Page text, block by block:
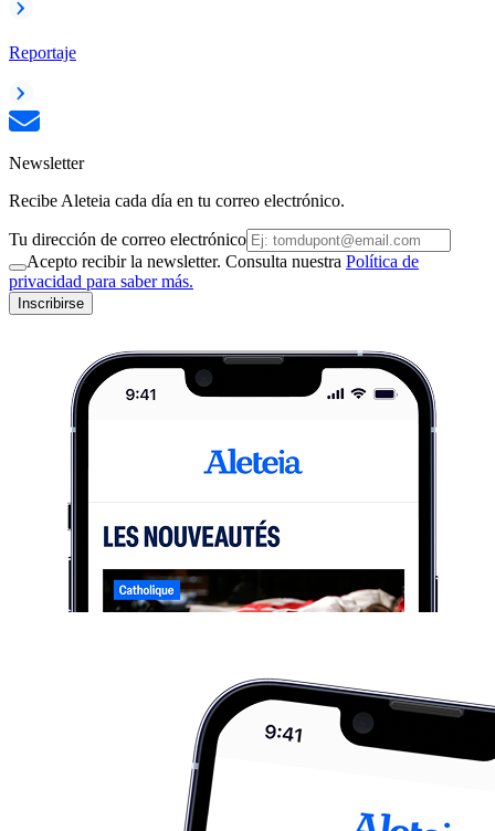
Reportaje
Newsletter
Recibe Aleteia cada día en tu correo electrónico.
Tu dirección de correo electrónico
Acepto recibir la newsletter. Consulta nuestra Política de
privacidad para saber más.
Inscribirse